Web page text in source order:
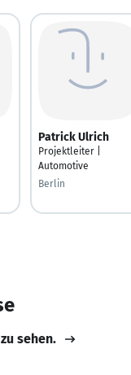
Patrick Ulrich
Projektleiter |
Automotive
Berlin
sehen.